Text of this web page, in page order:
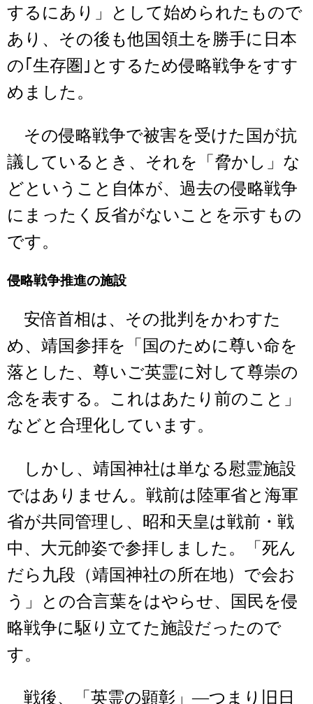
するにあり」として始められたもので
あり、その後も他国領土を勝手に日本
の｢生存圏｣とするため侵略戦争をすす
めました。
その侵略戦争で被害を受けた国が抗
議しているとき、それを「脅かし」な
どということ自体が、過去の侵略戦争
にまったく反省がないことを示すもの
です。
侵略戦争推進の施設
安倍首相は、その批判をかわすた
め、靖国参拝を「国のために尊い命を
落とした、尊いご英霊に対して尊崇の
念を表する。これはあたり前のこと」
などと合理化しています。
しかし、靖国神社は単なる慰霊施設
ではありません。戦前は陸軍省と海軍
省が共同管理し、昭和天皇は戦前・戦
中、大元帥姿で参拝しました。「死ん
だら九段（靖国神社の所在地）で会お
う」との合言葉をはやらせ、国民を侵
略戦争に駆り立てた施設だったので
す。
戦後、「英霊の顕彰」―つまり旧日